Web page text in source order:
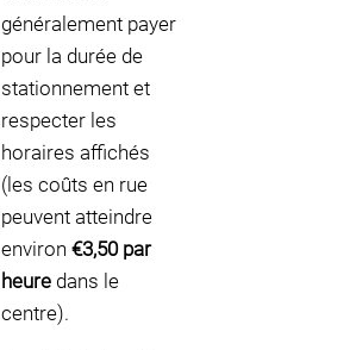
généralement payer
pour la durée de
stationnement et
respecter les
horaires affichés
(les coûts en rue
peuvent atteindre
environ €3,50 par
heure dans le
centre).